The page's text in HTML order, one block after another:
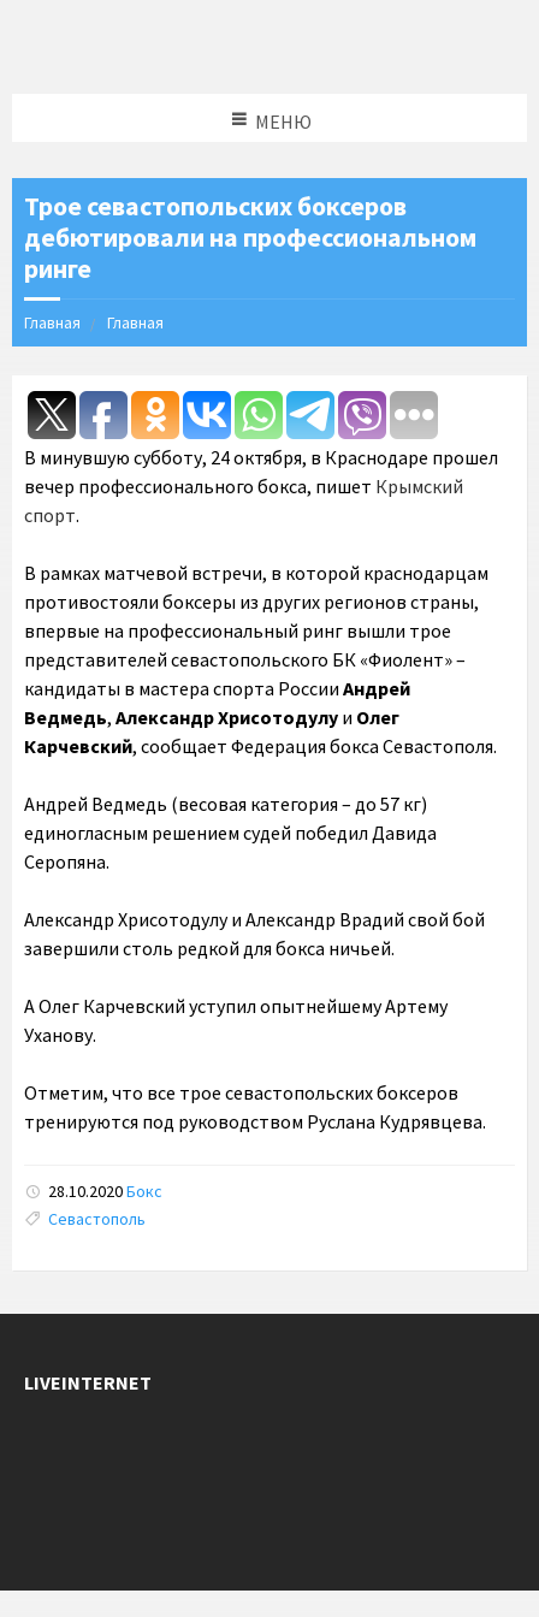
МЕНЮ
Трое севастопольских боксеров
дебютировали на профессиональном
ринге
Главная Главная
В минувшую субботу, 24 октября, в Краснодаре прошел
вечер профессионального бокса, пишет Крымский
спорт.
В рамках матчевой встречи, в которой краснодарцам
противостояли боксеры из других регионов страны,
впервые на профессиональный ринг вышли трое
представителей севастопольского БК «Фиолент» –
кандидаты в мастера спорта России Андрей
Ведмедь, Александр Хрисотодулу и Олег
Карчевский, сообщает Федерация бокса Севастополя.
Андрей Ведмедь (весовая категория – до 57 кг)
единогласным решением судей победил Давида
Серопяна.
Александр Хрисотодулу и Александр Врадий свой бой
завершили столь редкой для бокса ничьей.
А Олег Карчевский уступил опытнейшему Артему
Уханову.
Отметим, что все трое севастопольских боксеров
тренируются под руководством Руслана Кудрявцева.
28.10.2020Бокс
Tags:
Севастополь
LIVEINTERNET